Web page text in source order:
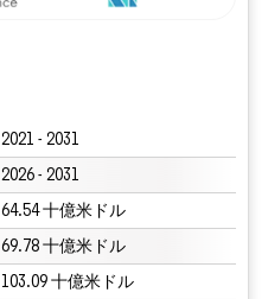
2021 - 2031
2026 - 2031
64.54 十億米ドル
69.78 十億米ドル
103.09 十億米ドル